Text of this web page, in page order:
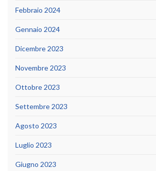
Febbraio 2024
Gennaio 2024
Dicembre 2023
Novembre 2023
Ottobre 2023
Settembre 2023
Agosto 2023
Luglio 2023
Giugno 2023